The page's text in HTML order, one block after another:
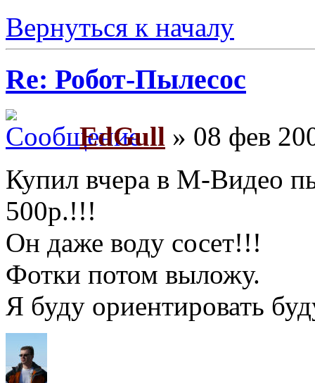
Вернуться к началу
Re: Робот-Пылесос
EdGull » 08 фев
Купил вчера в М-Видео
500р.!!!
Он даже воду сосет!!!
Фотки потом выложу.
Я буду ориентировать